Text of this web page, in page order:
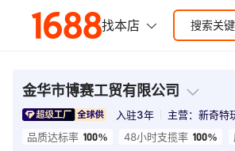
金华市博赛工贸有限公司
入驻3年 主营： 新奇特
品质达标率 100% 48小时支揽率 100%